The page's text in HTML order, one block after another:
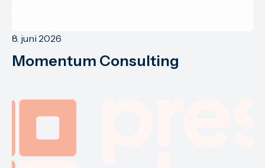
Momentum Consulting
8. juni 2026